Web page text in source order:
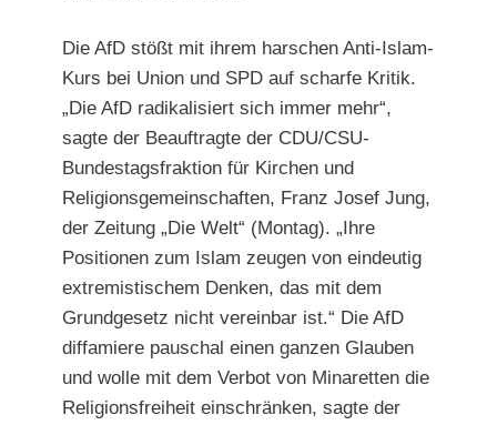
Die AfD stößt mit ihrem harschen Anti-Islam-
Kurs bei Union und SPD auf scharfe Kritik.
„Die AfD radikalisiert sich immer mehr“,
sagte der Beauftragte der CDU/CSU-
Bundestagsfraktion für Kirchen und
Religionsgemeinschaften, Franz Josef Jung,
der Zeitung „Die Welt“ (Montag). „Ihre
Positionen zum Islam zeugen von eindeutig
extremistischem Denken, das mit dem
Grundgesetz nicht vereinbar ist.“ Die AfD
diffamiere pauschal einen ganzen Glauben
und wolle mit dem Verbot von Minaretten die
Religionsfreiheit einschränken, sagte der